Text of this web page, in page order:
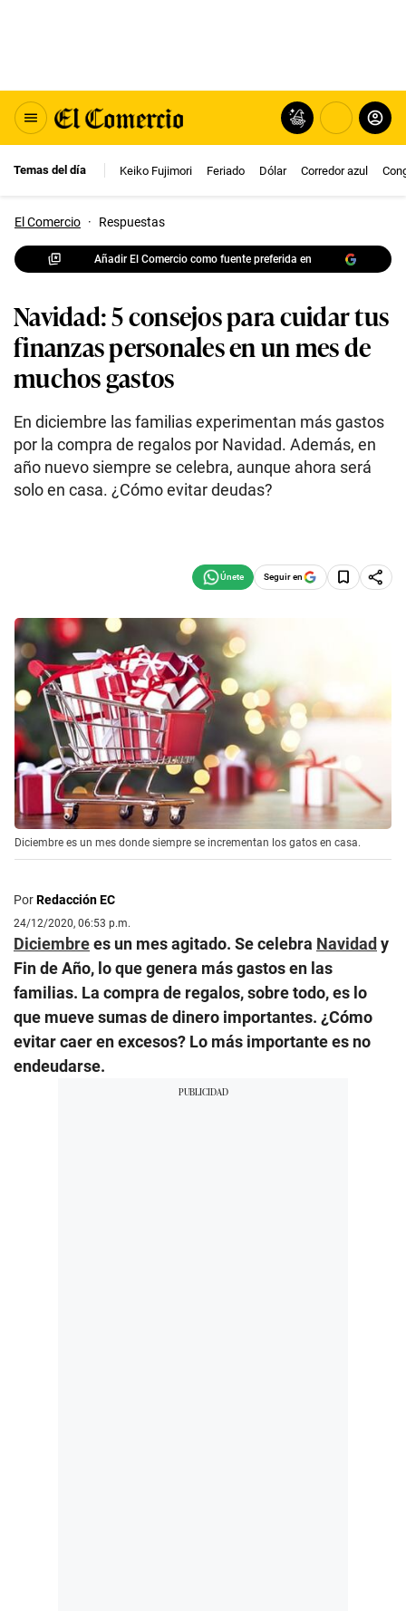
Temas del día Keiko Fujimori Feriado Dólar Corredor azul
El Comercio · Respuestas
Añadir El Comercio como fuente preferida en
Navidad: 5 consejos para cuidar tus
finanzas personales en un mes de
muchos gastos
En diciembre las familias experimentan más gastos
por la compra de regalos por Navidad. Además, en
año nuevo siempre se celebra, aunque ahora será
solo en casa. ¿Cómo evitar deudas?
Seguir en
Diciembre es un mes donde siempre se incrementan los gatos en casa.
PorRedacción EC
24/12/2020, 06:53 p.m.
Diciembrees un mes agitado. Se celebra Navidad y
Fin de Año, lo que genera más gastos en las
familias. La compra de regalos, sobre todo, es lo
que mueve sumas de dinero importantes. ¿Cómo
evitar caer en excesos? Lo más importante es no
endeudarse.